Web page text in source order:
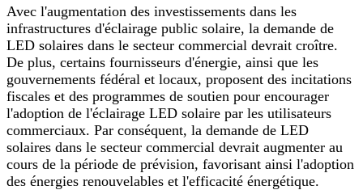
Avec l'augmentation des investissements dans les
infrastructures d'éclairage public solaire, la demande de
LED solaires dans le secteur commercial devrait croître.
De plus, certains fournisseurs d'énergie, ainsi que les
gouvernements fédéral et locaux, proposent des incitations
fiscales et des programmes de soutien pour encourager
l'adoption de l'éclairage LED solaire par les utilisateurs
commerciaux. Par conséquent, la demande de LED
solaires dans le secteur commercial devrait augmenter au
cours de la période de prévision, favorisant ainsi l'adoption
des énergies renouvelables et l'efficacité énergétique.